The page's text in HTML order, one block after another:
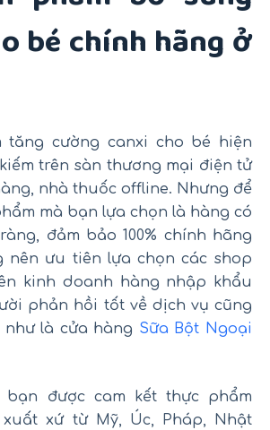
bé chính hãng ở
tăng cường canxi cho bé hiện
trên sàn thương mại điện tử
nhà thuốc offline. Nhưng để
mà bạn lựa chọn là hàng có
đảm bảo 100% chính hãng
nên ưu tiên lựa chọn các shop
kinh doanh hàng nhập khẩu
phản hồi tốt về dịch vụ cũng
là cửa hàng Sữa Bột Ngoại
được cam kết thực phẩm
xứ từ Mỹ, Úc, Pháp, Nhật